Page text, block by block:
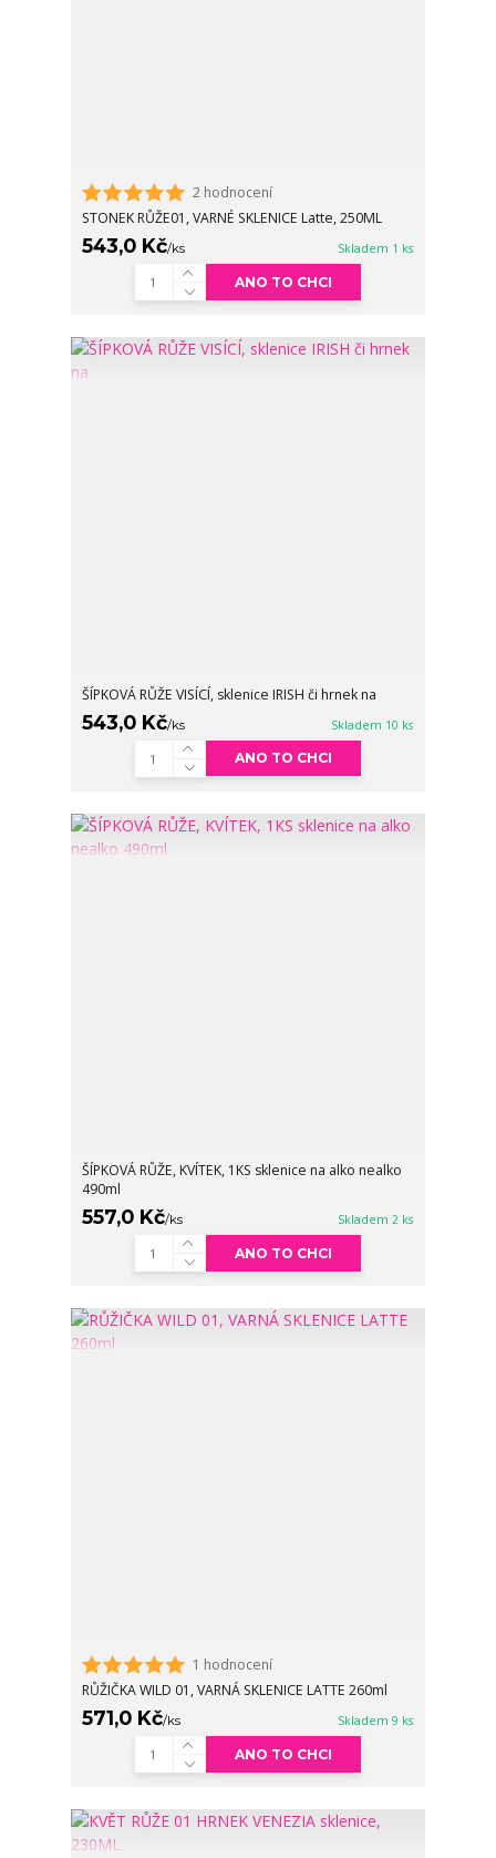
2 hodnocení
STONEK RŮŽE01, VARNÉ SKLENICE Latte, 250ML
543,0 Kč/ks Skladem 1 ks
ANO TO CHCI
ŠÍPKOVÁ RŮŽE VISÍCÍ, sklenice IRISH či hrnek na
543,0 Kč/ks Skladem 10 ks
ANO TO CHCI
ŠÍPKOVÁ RŮŽE, KVÍTEK, 1KS sklenice na alko nealko
490ml
557,0 Kč/ks Skladem 2 ks
ANO TO CHCI
1 hodnocení
RŮŽIČKA WILD 01, VARNÁ SKLENICE LATTE 260ml
571,0 Kč/ks Skladem 9 ks
ANO TO CHCI